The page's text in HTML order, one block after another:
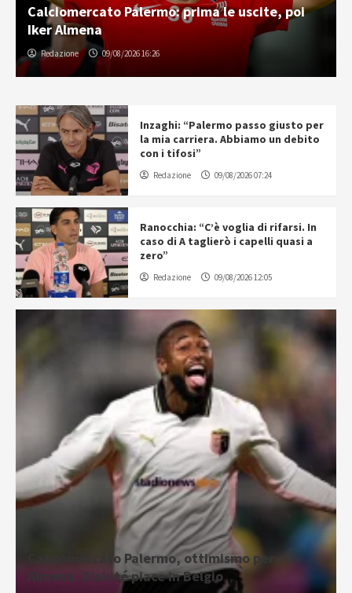
Calciomercato Palermo: prima le uscite, poi
Iker Almena
Redazione 09/08/2026 16:26
Inzaghi: “Palermo passo giusto per
la mia carriera. Abbiamo un debito
con i tifosi”
Redazione 09/08/2026 07:24
Ranocchia: “C’è voglia di rifarsi. In
caso di A taglierò i capelli quasi a
zero”
Redazione 09/08/2026 12:05
Calciomercato Palermo, ottimismo per
Almena. Diakité piace in Belgio